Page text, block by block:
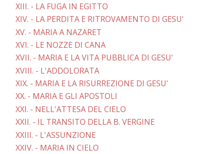
XIII. - LA FUGA IN EGITTO
XIV. - LA PERDITA E RITROVAMENTO DI GESU'
XV. - MARIA A NAZARET
XVI. - LE NOZZE DI CANA
XVII. - MARIA E LA VITA PUBBLICA DI GESU'
XVIII. - L'ADDOLORATA
XIX. - MARIA E LA RISURREZIONE DI GESU'
XX. - MARIA E GLI APOSTOLI
XXI. - NELL'ATTESA DEL CIELO
XXII. - IL TRANSITO DELLA B. VERGINE
XXIII. - L'ASSUNZIONE
XXIV. - MARIA IN CIELO